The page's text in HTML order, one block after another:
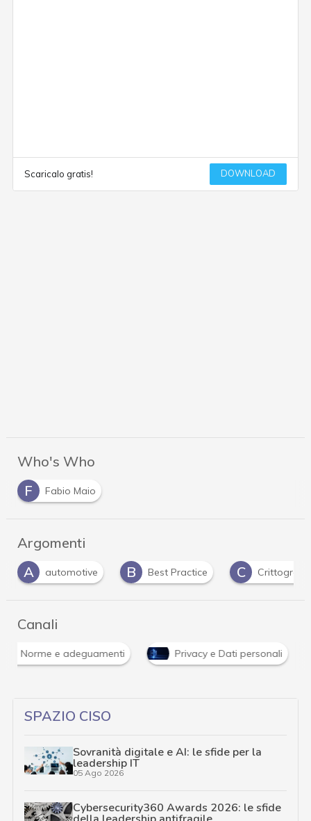
Scaricalo gratis! DOWNLOAD
Who's Who
F
Fabio Maio
Argomenti
B
Best Practice C Crittografia D data
Canali
Norme e adeguamenti Privacy e Dati personali
SPAZIO CISO
Sovranità digitale e AI: le sfide per la
leadership IT
05 Ago 2026
Cybersecurity360 Awards 2026: le sfide